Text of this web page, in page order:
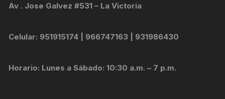
Av . Jose Galvez #531 – La Victoria
Celular: 951915174 | 966747163 | 931986430
Horario: Lunes a Sábado: 10:30 a.m. – 7 p.m.